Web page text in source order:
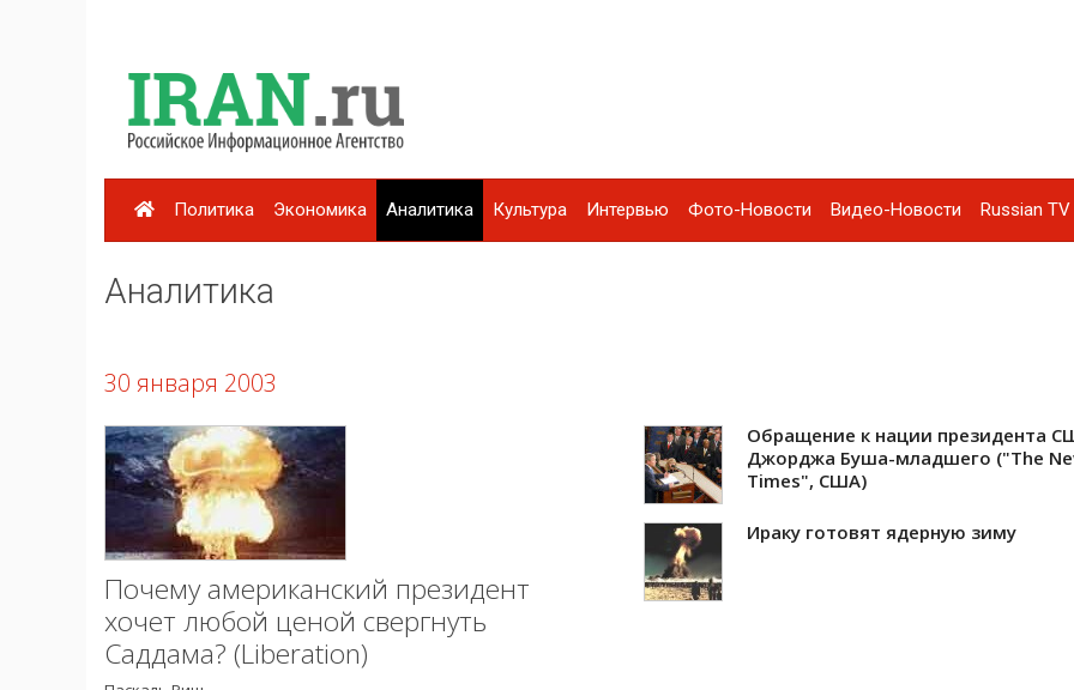
Политика Экономика Аналитика Культура Интервью Фото-Новости Видео-Новости Russian
Аналитика
30 января 2003
Почему американский президент
хочет любой ценой свергнуть
Саддама? (Liberation)
Обращение к нации президента
Джорджа Буша-младшего ("The
Times", США)
Ираку готовят ядерную зиму